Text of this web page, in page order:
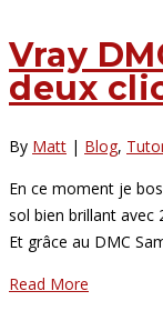
Vray
deux
By Matt | Blog,
En ce moment je
sol bien brillant avec
Et grâce au DMC
Read More